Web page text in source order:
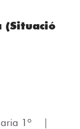
(Situació
1º
|